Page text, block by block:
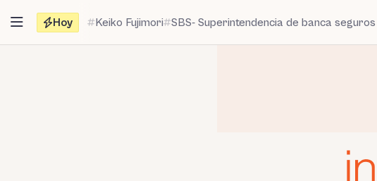
contenido
Hoy Keiko Fujimori SBS- Superintendencia de banca